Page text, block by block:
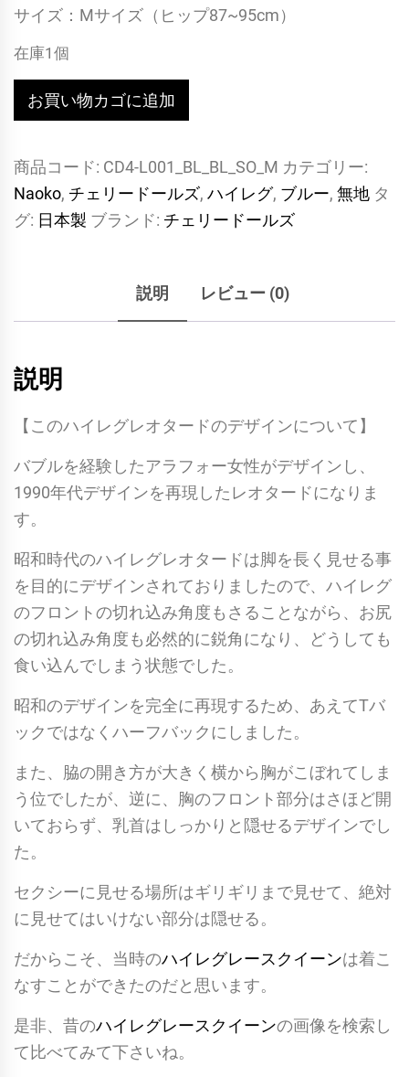
サイズ：Mサイズ（ヒップ87~95cm）
在庫1個
年
~90
年
代
エ
ロ
ビ
ク
ス
最
適
な？
懐
か
し
い
ー
フ
バ
ッ
ク
ハ
レ
グ
レ
オ
お買い物カゴに追加
商品コード: CD4-L001_BL_BL_SO_M カテゴリー:
Naoko, チェリードールズ, ハイレグ, ブルー, 無地 タ
グ: 日本製 ブランド: チェリードールズ
説明 レビュー (0)
説明
【このハイレグレオタードのデザインについて】
バブルを経験したアラフォー女性がデザインし、
1990年代デザインを再現したレオタードになりま
す。
昭和時代のハイレグレオタードは脚を長く見せる事
を目的にデザインされておりましたので、ハイレグ
のフロントの切れ込み角度もさることながら、お尻
の切れ込み角度も必然的に鋭角になり、どうしても
食い込んでしまう状態でした。
昭和のデザインを完全に再現するため、あえてTバ
ックではなくハーフバックにしました。
また、脇の開き方が大きく横から胸がこぼれてしま
う位でしたが、逆に、胸のフロント部分はさほど開
いておらず、乳首はしっかりと隠せるデザインでし
た。
セクシーに見せる場所はギリギリまで見せて、絶対
に見せてはいけない部分は隠せる。
だからこそ、当時のハイレグレースクイーンは着こ
なすことができたのだと思います。
是非、昔のハイレグレースクイーンの画像を検索し
て比べてみて下さいね。